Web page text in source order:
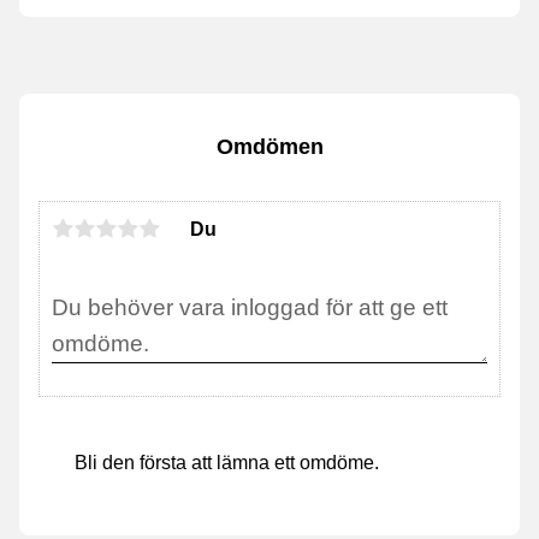
Omdömen
Du
Bli den första att lämna ett omdöme.